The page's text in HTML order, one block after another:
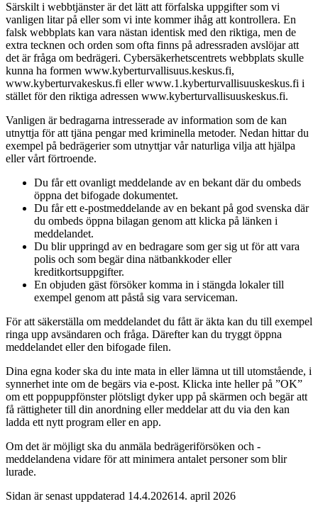
Särskilt i webbtjänster är det lätt att förfalska uppgifter som vi
vanligen litar på eller som vi inte kommer ihåg att kontrollera. En
falsk webbplats kan vara nästan identisk med den riktiga, men de
extra tecknen och orden som ofta finns på adressraden avslöjar att
det är fråga om bedrägeri. Cybersäkerhetscentrets webbplats skulle
kunna ha formen www.kyberturvallisuus.keskus.fi,
www.kyberturvakeskus.fi eller www.1.kyberturvallisuuskeskus.fi i
stället för den riktiga adressen www.kyberturvallisuuskeskus.fi.
Vanligen är bedragarna intresserade av information som de kan
utnyttja för att tjäna pengar med kriminella metoder. Nedan hittar du
exempel på bedrägerier som utnyttjar vår naturliga vilja att hjälpa
eller vårt förtroende.
Du får ett ovanligt meddelande av en bekant där du ombeds
öppna det bifogade dokumentet.
Du får ett e-postmeddelande av en bekant på god svenska där
du ombeds öppna bilagan genom att klicka på länken i
meddelandet.
Du blir uppringd av en bedragare som ger sig ut för att vara
polis och som begär dina nätbankkoder eller
kreditkortsuppgifter.
En objuden gäst försöker komma in i stängda lokaler till
exempel genom att påstå sig vara serviceman.
För att säkerställa om meddelandet du fått är äkta kan du till exempel
ringa upp avsändaren och fråga. Därefter kan du tryggt öppna
meddelandet eller den bifogade filen.
Dina egna koder ska du inte mata in eller lämna ut till utomstående, i
synnerhet inte om de begärs via e-post. Klicka inte heller på ”OK”
om ett poppuppfönster plötsligt dyker upp på skärmen och begär att
få rättigheter till din anordning eller meddelar att du via den kan
ladda ett nytt program eller en app.
Om det är möjligt ska du anmäla bedrägeriförsöken och -
meddelandena vidare för att minimera antalet personer som blir
lurade.
Sidan är senast uppdaterad 14.4.202614. april 2026